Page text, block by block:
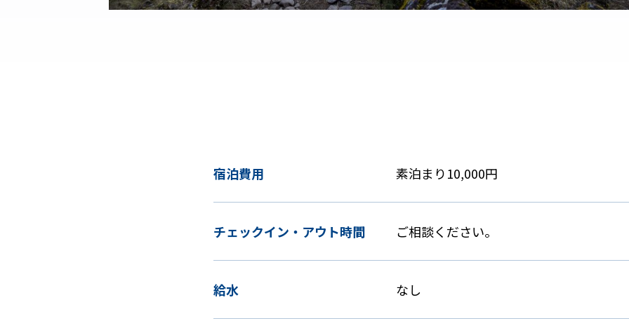
宿泊費用 素泊まり10,000円
チェックイン・アウト時間 ご相談ください。
給水 なし